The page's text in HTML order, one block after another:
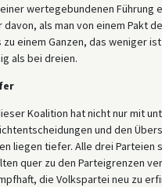
wertegebundenen
als man von einem Pakt
einem Ganzen, das weniger
als bei dreien.
Koalition hat nicht nur mit
und den
liegen tiefer. Alle drei
quer zu den Parteigrenzen
die Volkspartei neu zu